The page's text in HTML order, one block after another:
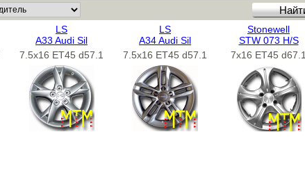
LS
A33 Audi Sil
7.5x16 ET45 d57.1
LS
A34 Audi Sil
7.5x16 ET45 d57.1
Stonewell
STW 073 H/S
7x16 ET45 d67.1